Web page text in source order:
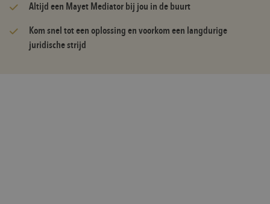
Altijd een Mayet Mediator bij jou in de buurt
Kom snel tot een oplossing en voorkom een langdurige
juridische strijd